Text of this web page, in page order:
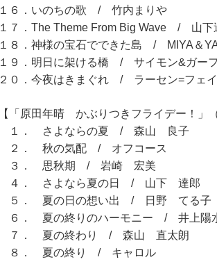
１６．いのちの歌 / 竹内まりや
１７．The Theme From Big Wave / 山下
１８．神様の宝石でできた島 / MIYA＆
１９．明日に架ける橋 / サイモン&ガー
２０．今夜はきまぐれ / ラーセン=フェ
【「原田年晴 かぶりつきフライデー！」
１． さよならの夏 / 森山 良子
２． 秋の気配 / オフコース
３． 思秋期 / 岩崎 宏美
４． さよなら夏の日 / 山下 達郎
５． 夏の日の想い出 / 日野 てる子
６． 夏の終りのハーモニー / 井上陽
７． 夏の終わり / 森山 直太朗
８． 夏の終り / キャロル